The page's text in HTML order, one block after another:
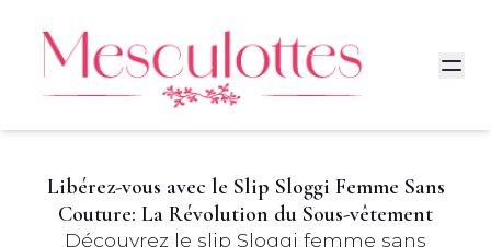
Libérez-vous avec le Slip Sloggi Femme Sans
Couture: La Révolution du Sous-vêtement
Découvrez le slip Sloggi femme sans